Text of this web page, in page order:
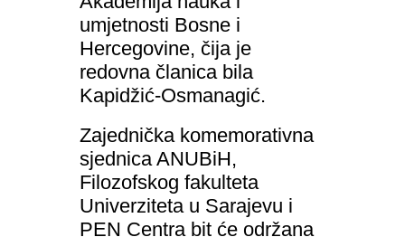
umjetnosti Bosne i
Hercegovine, čija je
redovna članica bila
Kapidžić-Osmanagić.
Zajednička komemorativna
sjednica ANUBiH,
Filozofskog fakulteta
Univerziteta u Sarajevu i
PEN Centra bit će održana